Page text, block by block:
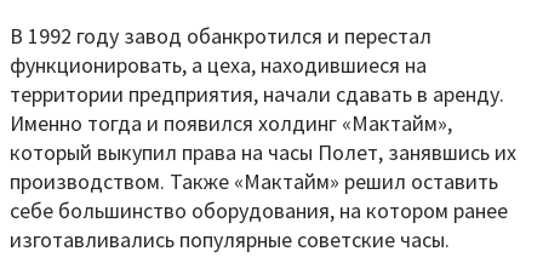
В 1992 году завод обанкротился и перестал
функционировать, а цеха, находившиеся на
территории предприятия, начали сдавать в аренду.
Именно тогда и появился холдинг «Мактайм»,
который выкупил права на часы Полет, занявшись их
производством. Также «Мактайм» решил оставить
себе большинство оборудования, на котором ранее
изготавливались популярные советские часы.